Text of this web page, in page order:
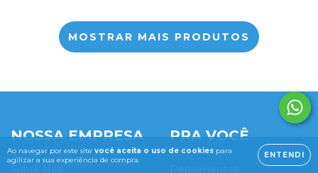
Ao navegar por este site você aceita o uso de cookies para
agilizar a sua experiência de compra.
ENTENDI
MOSTRAR MAIS PRODUTOS
NOSSA EMPRESA PRA VOCÊ